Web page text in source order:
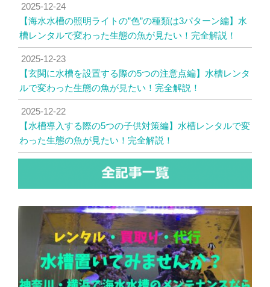
2025-12-24
【海水水槽の照明ライトの”色”の種類は3パターン編】水
槽レンタルで変わった生態の魚が見たい！完全解説！
2025-12-23
【玄関に水槽を設置する際の5つの注意点編】水槽レンタ
ルで変わった生態の魚が見たい！完全解説！
2025-12-22
【水槽導入する際の5つの子供対策編】水槽レンタルで変
わった生態の魚が見たい！完全解説！